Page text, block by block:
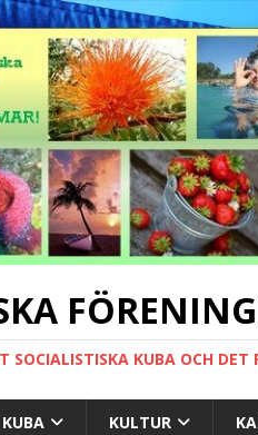
SOCIALISTISKA KUBA OCH DET
KULTUR